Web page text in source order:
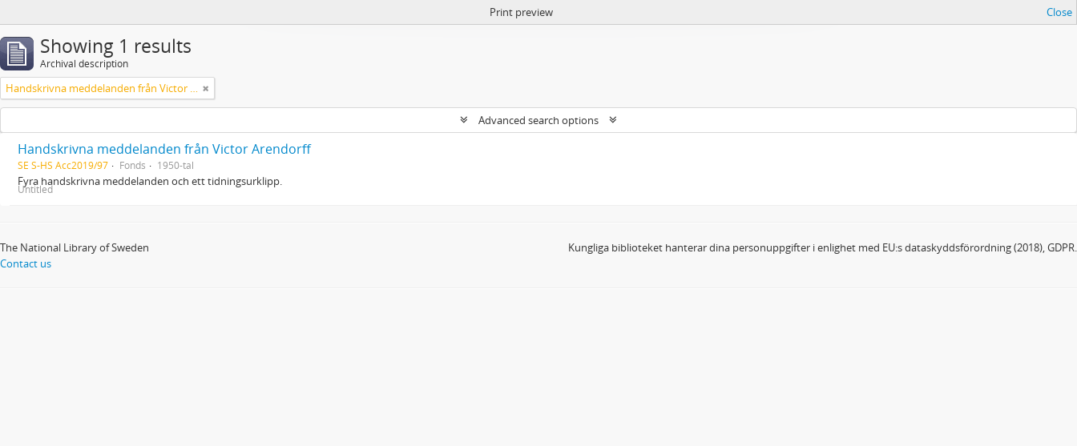
Print preview Close
Showing 1 results
Archival description
Handskrivna meddelanden från Victor Arendorff
Advanced search options
Handskrivna meddelanden från Victor Arendorff
SE S-HS Acc2019/97 Fonds 1950-tal
Fyra handskrivna meddelanden och ett tidningsurklipp.
Untitled
The National Library of Sweden
Contact us
Kungliga biblioteket hanterar dina personuppgifter i enlighet med EU:s dataskyddsförordning (2018), GDPR.